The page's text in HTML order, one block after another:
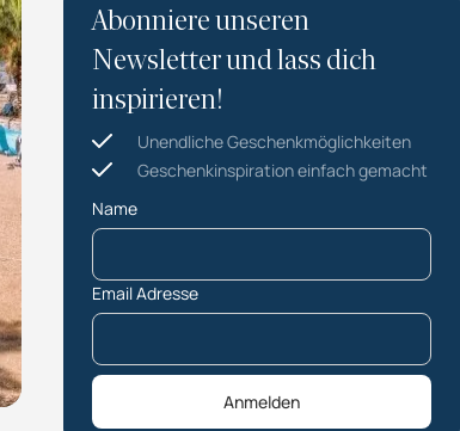
Abonniere unseren
Newsletter und lass dich
inspirieren!
Unendliche Geschenkmöglichkeiten
Geschenkinspiration einfach gemacht
Name
Email Adresse
Anmelden